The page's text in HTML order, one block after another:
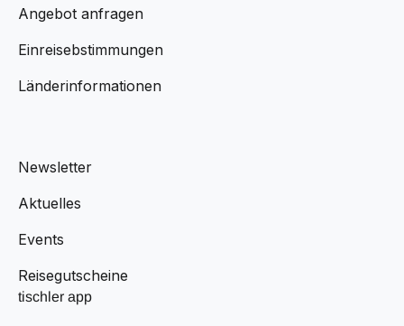
Angebot anfragen
Einreisebstimmungen
Länderinformationen
Newsletter
Aktuelles
Events
Reisegutscheine
tischler app